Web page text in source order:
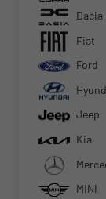
Dacia
Fiat
Ford
Jeep
Kia
MINI